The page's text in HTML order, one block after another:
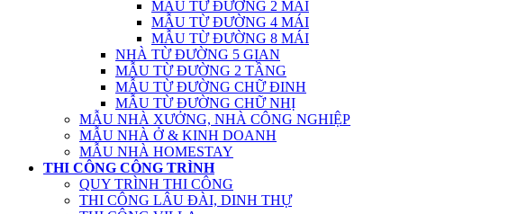
MẪU TỪ ĐƯỜNG 2 MÁI
MẪU TỪ ĐƯỜNG 4 MÁI
MẪU TỪ ĐƯỜNG 8 MÁI
NHÀ TỪ ĐƯỜNG 5 GIAN
MẪU TỪ ĐƯỜNG 2 TẦNG
MẪU TỪ ĐƯỜNG CHỮ ĐINH
MẪU TỪ ĐƯỜNG CHỮ NHỊ
MẪU NHÀ XƯỞNG, NHÀ CÔNG NGHIỆP
MẪU NHÀ Ở & KINH DOANH
MẪU NHÀ HOMESTAY
THI CÔNG CÔNG TRÌNH
QUY TRÌNH THI CÔNG
THI CÔNG LÂU ĐÀI, DINH THỰ